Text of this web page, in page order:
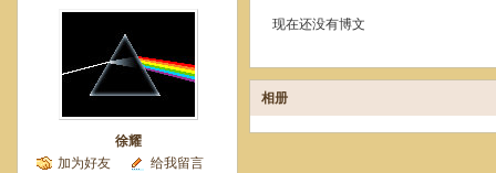
徐耀
加为好友
给我留言
现在还没有博文
相册